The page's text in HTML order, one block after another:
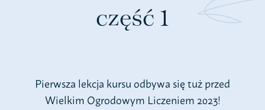
Sprawdź efektyczęść 1
Pierwsza lekcja kursu odbywa się tuż przed
Wielkim Ogrodowym Liczeniem 2023!